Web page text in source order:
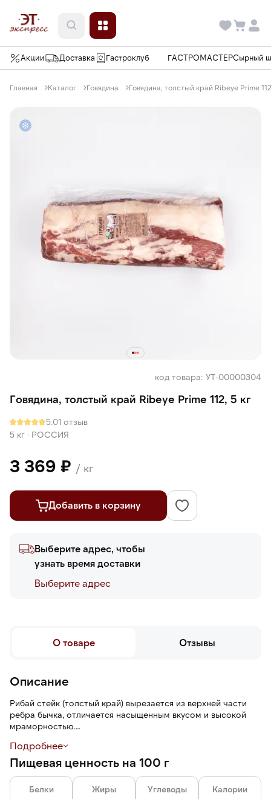
Акции Доставка Гастроклуб ГАСТРОМАСТЕРСырный
Главная Каталог Говядина Говядина, толстый край Ribeye Prime
код товара: УТ-00000304
Говядина, толстый край Ribeye Prime 112, 5 кг
5.01 отзыв
5 кг · РОССИЯ
3 369 ₽ / кг
Добавить в корзину
Выберите адрес, чтобы
узнать время доставки
Выберите адреc
О товаре Отзывы
Описание
Рибай стейк (толстый край) вырезается из верхней части
ребра бычка, отличается насыщенным вкусом и высокой
мраморностью.
(высокое содержание внутримышечного жира).
Подходит для гриля, жарки на сковороде или запекания в
духовке.
Подробнее
Пищевая ценность на 100 г
Белки Жиры Углеводы Калории